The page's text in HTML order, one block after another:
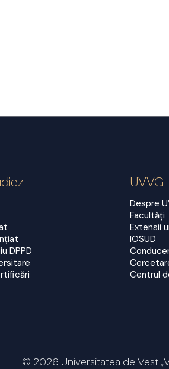
DPPD
UVVG
Despre
Facultăți
Extensii
IOSUD
Centrul
© 2026 Universitatea de Vest